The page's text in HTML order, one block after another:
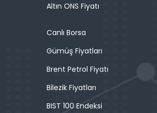
Altın ONS Fiyatı
Canlı Borsa
Gümüş Fiyatları
Brent Petrol Fiyatı
Bilezik Fiyatları
BIST 100 Endeksi